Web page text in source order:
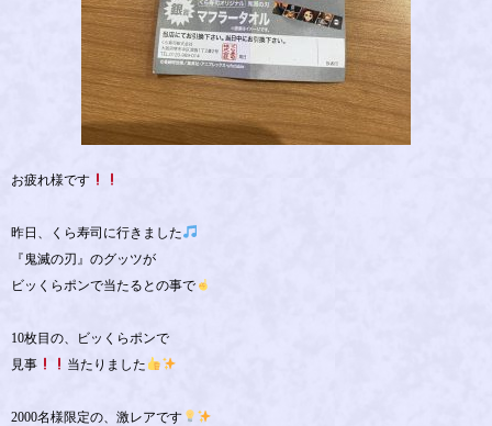
お疲れ様です
昨日、くら寿司に行きました
『鬼滅の刃』のグッツが
ビッくらポンで当たるとの事で
10枚目の、ビッくらポンで
見事
当たりました
2000名様限定の、激レアです